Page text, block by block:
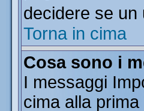
decidere se
Torna in cima
Cosa sono i
I messaggi
cima alla